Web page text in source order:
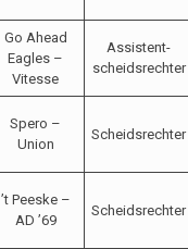
Go Ahead
Eagles –
Vitesse
Assistent-
scheidsrechter
Spero –
Union
Scheidsrechter
’t Peeske –
AD ’69
Scheidsrechter